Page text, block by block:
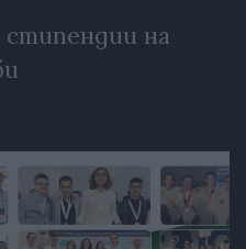
стипендии на